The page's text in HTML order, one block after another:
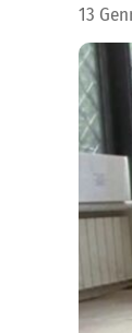
13